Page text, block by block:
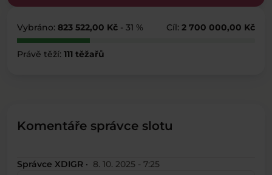
Vybráno: 823 522,00 Kč - 31 % Cíl: 2 700 000,00 Kč
Právě těží: 111 těžařů
Komentáře správce slotu
Správce XDIGR · 8. 10. 2025 - 7:25